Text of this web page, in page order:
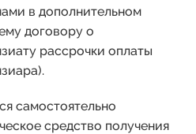
в дополнительном
договору о
рассрочки оплаты
самостоятельно
средство получения